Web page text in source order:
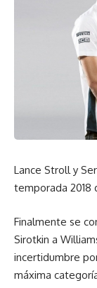
Lance Stroll y
temporada 2018
Finalmente se
Sirotkin a
incertidumbre
máxima